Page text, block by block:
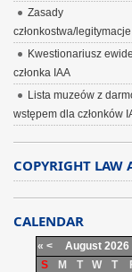
Zasady
członkostwa/
Kwestionariusz
członka IAA
Lista muzeów z
wstępem dla członków
COPYRIGHT LAW
CALENDAR
« < August 2026
S
M T W T